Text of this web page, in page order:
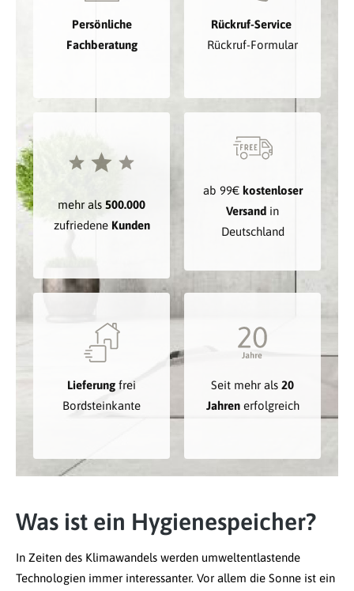
Persönliche
Fachberatung
Rückruf-Service
Rückruf-Formular
mehr als 500.000
zufriedene Kunden
ab 99€ kostenloser
Versand in
Deutschland
Lieferung frei
Bordsteinkante
Seit mehr als 20
Jahrenerfolgreich
Was ist ein Hygienespeicher?
In Zeiten des Klimawandels werden umweltentlastende
Technologien immer interessanter. Vor allem die Sonne ist ein